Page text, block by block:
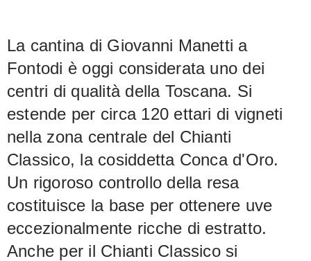
La cantina di Giovanni Manetti a
Fontodi è oggi considerata uno dei
centri di qualità della Toscana. Si
estende per circa 120 ettari di vigneti
nella zona centrale del Chianti
Classico, la cosiddetta Conca d'Oro.
Un rigoroso controllo della resa
costituisce la base per ottenere uve
eccezionalmente ricche di estratto.
Anche per il Chianti Classico si